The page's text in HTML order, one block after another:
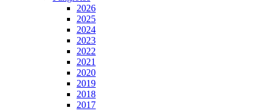
2026
2025
2024
2023
2022
2021
2020
2019
2018
2017